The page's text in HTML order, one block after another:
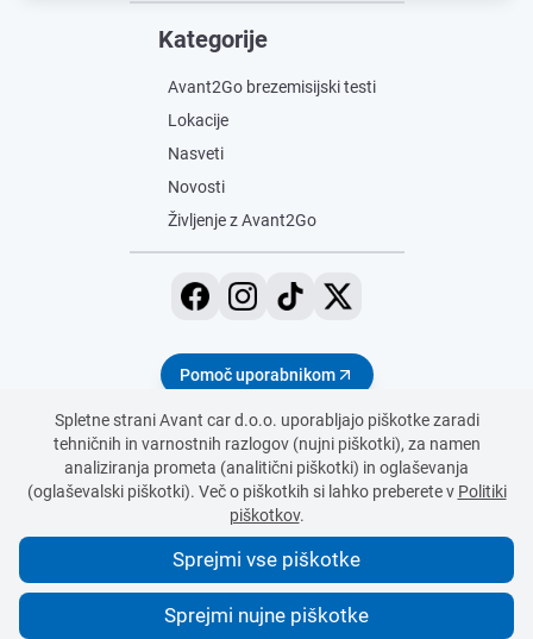
Kategorije
Avant2Go brezemisijski testi
Lokacije
Nasveti
Novosti
Življenje z Avant2Go
Pomoč uporabnikom
Pojdi nazaj na vse objave
Spletne strani Avant car d.o.o. uporabljajo piškotke zaradi
tehničnih in varnostnih razlogov (nujni piškotki), za namen
analiziranja prometa (analitični piškotki) in oglaševanja
(oglaševalski piškotki). Več o piškotkih si lahko preberete v Politiki
piškotkov.
Sprejmi vse piškotke
Sprejmi nujne piškotke